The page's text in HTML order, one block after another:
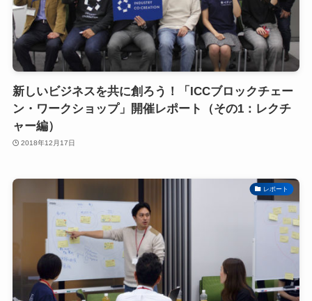
新しいビジネスを共に創ろう！「ICCブロックチェー
ン・ワークショップ」開催レポート（その1：レクチ
ャー編）
2018年12月17日
レポート